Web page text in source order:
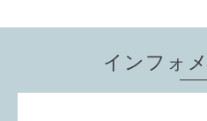
インフォ